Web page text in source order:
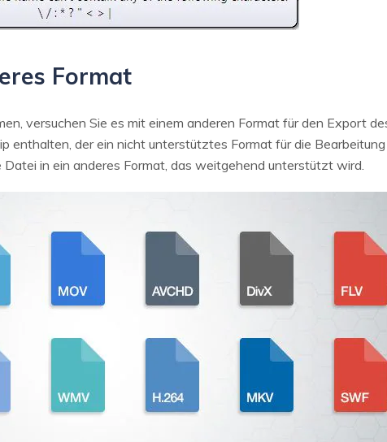
Format
versuchen Sie es mit einem anderen Format für den Export
enthalten, der ein nicht unterstütztes Format für die
in ein anderes Format, das weitgehend unterstützt wird.